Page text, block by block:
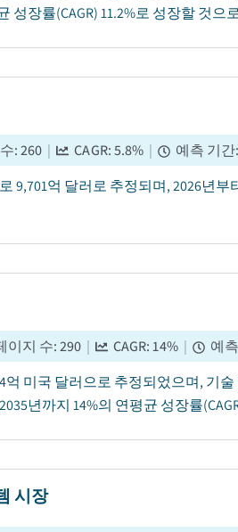
성장률(CAGR) 11.2%로 성장할 것으
:260 | CAGR:5.8% | 예측 기간
9,701억 달러로 추정되며, 2026년부
이지 수:290 | CAGR:14% | 예
억 미국 달러으로 추정되었으며, 기
년까지 14%의 연평균 성장률
시장